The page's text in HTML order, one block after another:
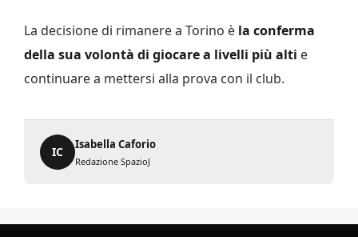
La decisione di rimanere a Torino è la conferma
della sua volontà di giocare a livelli più alti e
continuare a mettersi alla prova con il club.
IC
Isabella Caforio
Redazione SpazioJ